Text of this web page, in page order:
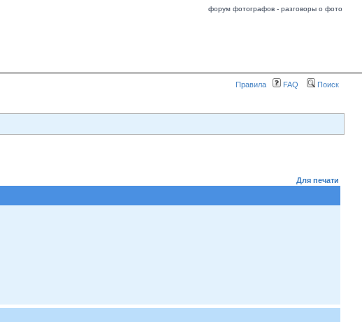
форум фотографов - разговоры о фото
Правила FAQ Поиск
Для печати